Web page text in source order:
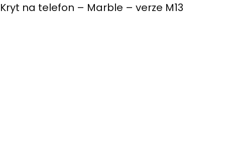
Kryt na telefon – Marble – verze M13